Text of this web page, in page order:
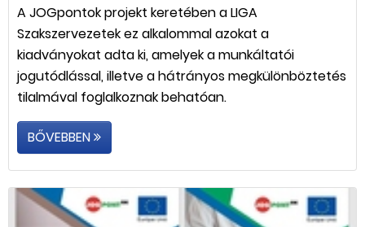
A JOGpontok projekt keretében a LIGA
Szakszervezetek ez alkalommal azokat a
kiadványokat adta ki, amelyek a munkáltatói
jogutódlással, illetve a hátrányos megkülönböztetés
tilalmával foglalkoznak behatóan.
BŐVEBBEN